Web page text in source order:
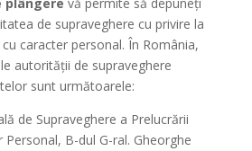
de supraveghere cu privire la
caracter personal. În România,
autorității de supraveghere
sunt următoarele:
de Supraveghere a Prelucrării
B-dul G-ral. Gheorghe